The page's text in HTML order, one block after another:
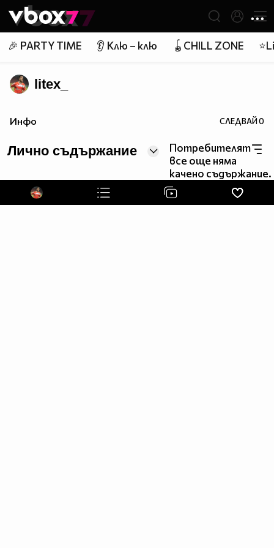
👾
🎉 PARTY TIME 👂 Клю – клю 🪀CHILL ZONE
litex_
Инфо СЛЕДВАЙ0
Лично съдържание
Потребителят
все още няма
качено съдържание.